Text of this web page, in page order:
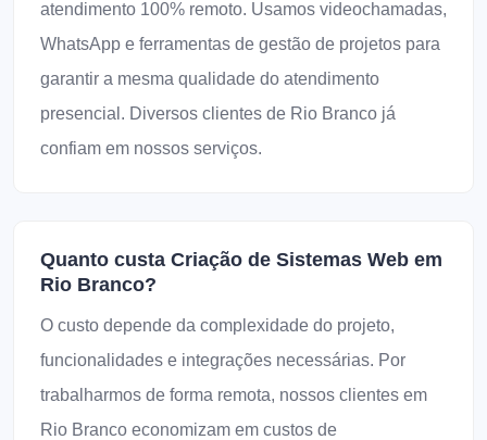
atendimento 100% remoto. Usamos videochamadas,
WhatsApp e ferramentas de gestão de projetos para
garantir a mesma qualidade do atendimento
presencial. Diversos clientes de Rio Branco já
confiam em nossos serviços.
Quanto custa Criação de Sistemas Web em
Rio Branco?
O custo depende da complexidade do projeto,
funcionalidades e integrações necessárias. Por
trabalharmos de forma remota, nossos clientes em
Rio Branco economizam em custos de